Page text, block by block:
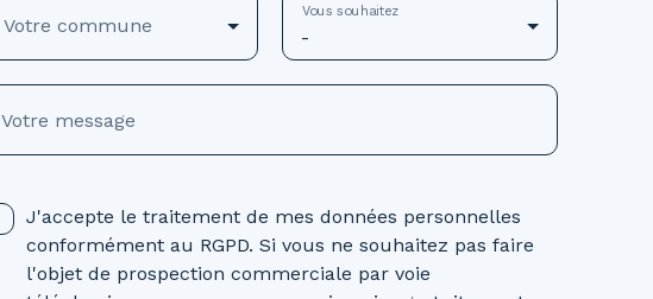
Votre commune
-
Vous souhaitez
Votre message
J'accepte le traitement de mes données personnelles
conformément au RGPD. Si vous ne souhaitez pas faire
l'objet de prospection commerciale par voie